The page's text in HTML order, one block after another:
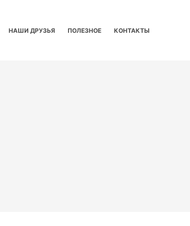
НАШИ ДРУЗЬЯ ПОЛЕЗНОЕ КОНТАКТЫ